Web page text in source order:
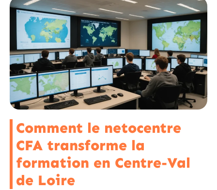
Comment le netocentre
CFA transforme la
formation en Centre-Val
de Loire